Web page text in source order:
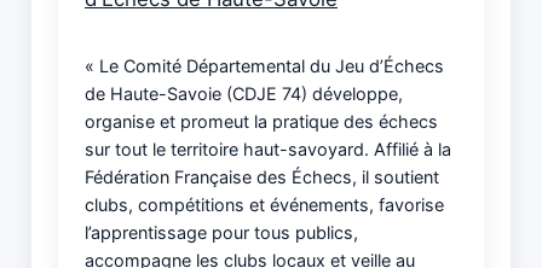
« Le Comité Départemental du Jeu d’Échecs
de Haute-Savoie (CDJE 74) développe,
organise et promeut la pratique des échecs
sur tout le territoire haut-savoyard. Affilié à la
Fédération Française des Échecs, il soutient
clubs, compétitions et événements, favorise
l’apprentissage pour tous publics,
accompagne les clubs locaux et veille au